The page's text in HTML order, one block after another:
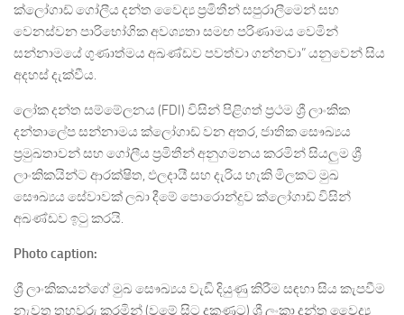
ක්ලෝගාඩ් ගෝලීය දන්ත වෛද්‍ය ප්‍රමිතීන් සපුරාලීමෙන් සහ
වෙනස්වන පාරිභෝගික අවශ්‍යතා සමඟ පරිණාමය වෙමින්
සන්නාමයේ ගුණාත්මය අඛණ්ඩව පවත්වා ගන්නවා” යනුවෙන් සිය
අදහස් දැක්වීය.
ලෝක දන්ත සම්මේලනය (FDI) විසින් පිළිගත් ප්‍රථම ශ්‍රී ලාංකික
දන්තාලේප සන්නාමය ක්ලෝගාඩ් වන අතර, ජාතික සෞඛ්‍යය
ප්‍රමුඛතාවන් සහ ගෝලීය ප්‍රමිතීන් අනුගමනය කරමින් සියලුම ශ්‍රී
ලාංකිකයින්ට ආරක්ෂිත, ඵලදායී සහ දැරිය හැකි මිලකට මුඛ
සෞඛ්‍යය සේවාවක් ලබා දීමේ පොරොන්දුව ක්ලෝගාඩ් විසින්
අඛණ්ඩව ඉටු කරයි.
Photo caption:
ශ්‍රී ලාංකිකයන්ගේ මුඛ සෞඛ්‍යය වැඩි දියුණු කිරීම සඳහා සිය කැපවීම
නැවත තහවුරු කරමින් (වමේ සිට දකුණට) ශ්‍රී ලංකා දන්ත වෛද්‍ය